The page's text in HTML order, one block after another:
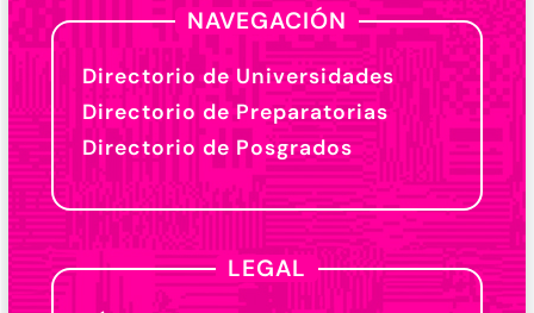
NAVEGACIÓN
Directorio de Universidades
Directorio de Preparatorias
Directorio de Posgrados
LEGAL